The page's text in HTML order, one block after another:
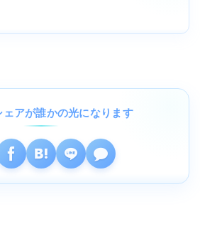
アが誰かの光になります